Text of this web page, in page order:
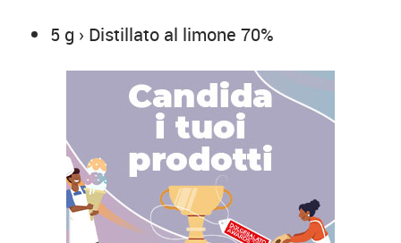
5 g › Distillato al limone 70%